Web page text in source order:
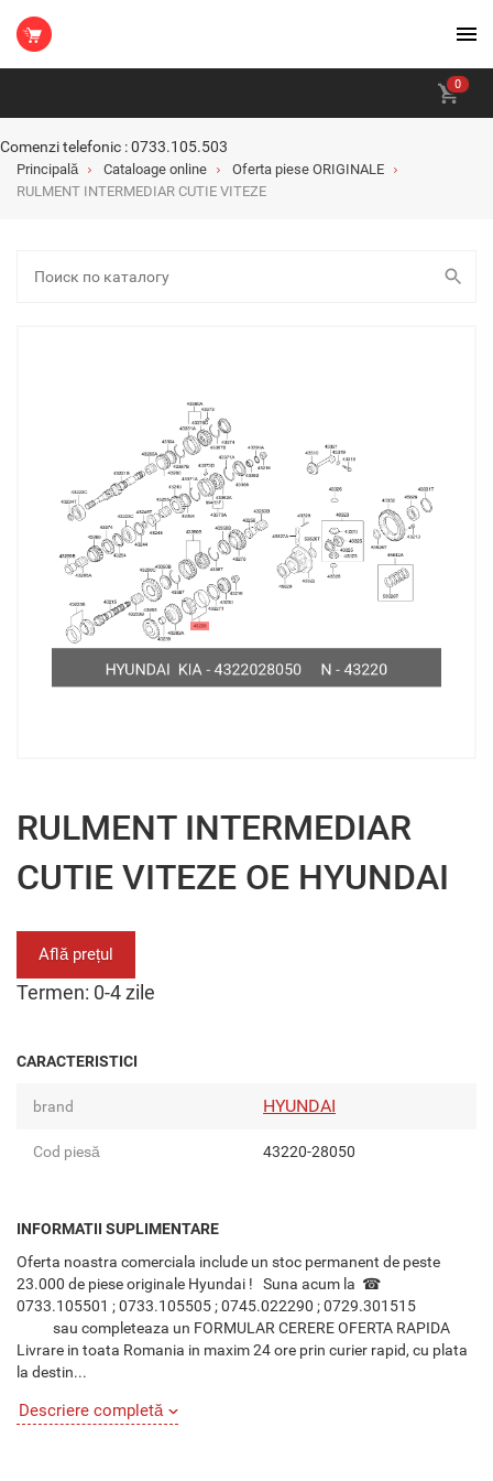
0
Comenzi telefonic : 0733.105.503
Principală Cataloage online
Oferta piese ORIGINALE
RULMENT INTERMEDIAR CUTIE VITEZE
RULMENT INTERMEDIAR
CUTIE VITEZE OE HYUNDAI
Află prețul
Termen: 0-4 zile
CARACTERISTICI
brand HYUNDAI
Cod piesă 43220-28050
INFORMATII SUPLIMENTARE
Oferta noastra comerciala include un stoc permanent de peste
23.000 de piese originale Hyundai ! Suna acum la ☎
0733.105501 ; 0733.105505 ; 0745.022290 ; 0729.301515
sau completeaza un FORMULAR CERERE OFERTA RAPIDA
Livrare in toata Romania in maxim 24 ore prin curier rapid, cu plata
la destin...
Descriere completă